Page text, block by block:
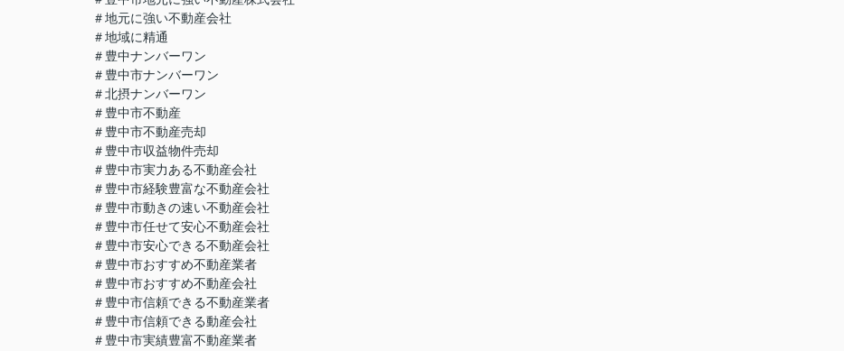
＃地元に強い不動産会社
＃地域に精通
＃豊中ナンバーワン
＃豊中市ナンバーワン
＃北摂ナンバーワン
＃豊中市不動産
＃豊中市不動産売却
＃豊中市収益物件売却
＃豊中市実力ある不動産会社
＃豊中市経験豊富な不動産会社
＃豊中市動きの速い不動産会社
＃豊中市任せて安心不動産会社
＃豊中市安心できる不動産会社
＃豊中市おすすめ不動産業者
＃豊中市おすすめ不動産会社
＃豊中市信頼できる不動産業者
＃豊中市信頼できる動産会社
＃豊中市実績豊富不動産業者